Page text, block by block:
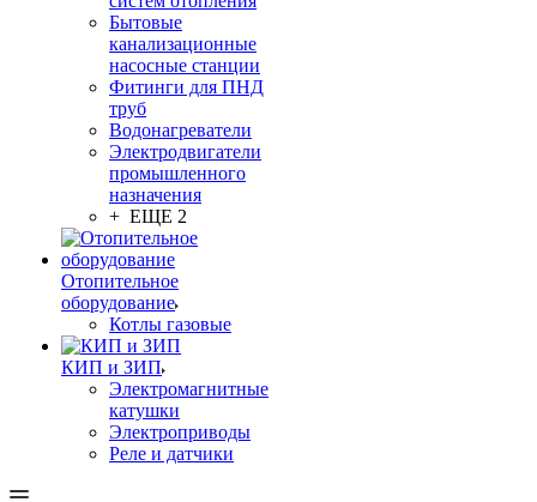
Бытовые
канализационные
насосные станции
Фитинги для ПНД
труб
Водонагреватели
Электродвигатели
промышленного
назначения
+ ЕЩЕ 2
Отопительное
оборудование
Котлы газовые
КИП и ЗИП
Электромагнитные
катушки
Электроприводы
Реле и датчики